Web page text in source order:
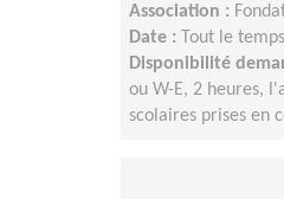
Association :
Date :
Tout le temps
Disponibilité
ou W-E, 2 heures,
scolaires prises en